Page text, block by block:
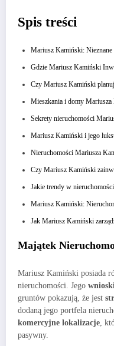
Spis treści
Mariusz Kamiński: Nieznane
Gdzie Mariusz Kamiński
Czy Mariusz Kamiński
Mieszkania i domy Mariusza
Sekrety nieruchomości
Mariusz Kamiński i jego
Nieruchomości Mariusza
Czy Mariusz Kamiński
Jakie trendy w
Mariusz Kamiński:
Jak Mariusz Kamiński
Majątek
Mariusz Kamiński posiada
nieruchomości. Jego
gruntów pokazują, że jest
dodaną jego portfela
komercyjne lokalizacje ,
pasywny.